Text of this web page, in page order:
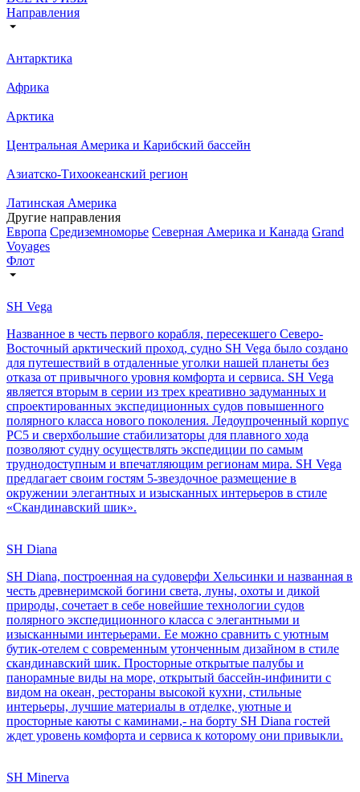
Направления
Антарктика
Африка
Арктика
Центральная Америка и Карибский бассейн
Азиатско-Тихоокеанский регион
Латинская Америка
Другие направления
Европа Средиземноморье Северная Америка и Канада Grand
Voyages
Флот
SH Vega
Названное в честь первого корабля, пересекшего Северо-
Восточный арктический проход, судно SH Vega было создано
для путешествий в отдаленные уголки нашей планеты без
отказа от привычного уровня комфорта и сервиса. SH Vega
является вторым в серии из трех креативно задуманных и
спроектированных экспедиционных судов повышенного
полярного класса нового поколения. Ледоупроченный корпус
PC5 и сверхбольшие стабилизаторы для плавного хода
позволяют судну осуществлять экспедиции по самым
труднодоступным и впечатляющим регионам мира. SH Vegа
предлагает своим гостям 5-звездочное размещение в
окружении элегантных и изысканных интерьеров в стиле
«Скандинавский шик».
SH Diana
SH Diana, построенная на судоверфи Хельсинки и названная в
честь древнеримской богини света, луны, охоты и дикой
природы, сочетает в себе новейшие технологии судов
полярного экспедиционного класса с элегантными и
изысканными интерьерами. Ее можно сравнить с уютным
бутик-отелем с современным утонченным дизайном в стиле
скандинавский шик. Просторные открытые палубы и
панорамные виды на море, открытый бассейн-инфинити с
видом на океан, рестораны высокой кухни, стильные
интерьеры, лучшие материалы в отделке, уютные и
просторные каюты с каминами,- на борту SH Diana гостей
ждет уровень комфорта и сервиса к которому они привыкли.
SH Minerva